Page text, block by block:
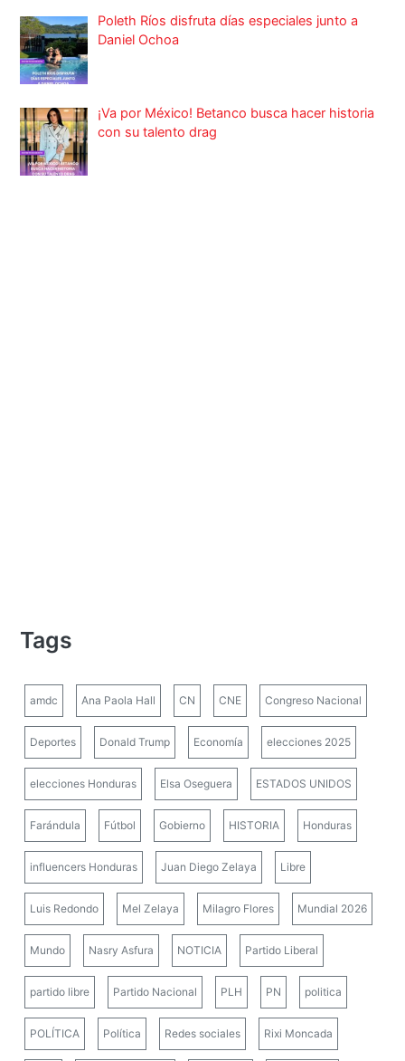
Poleth Ríos disfruta días especiales junto a
Daniel Ochoa
¡Va por México! Betanco busca hacer historia
con su talento drag
Tags
amdc Ana Paola Hall CN CNE Congreso Nacional
Deportes Donald Trump Economía elecciones 2025
elecciones Honduras Elsa Oseguera ESTADOS UNIDOS
Farándula Fútbol Gobierno HISTORIA Honduras
influencers Honduras Juan Diego Zelaya Libre
Luis Redondo Mel Zelaya Milagro Flores Mundial 2026
Mundo Nasry Asfura NOTICIA Partido Liberal
partido libre Partido Nacional PLH PN politica
POLÍTICA Política Redes sociales Rixi Moncada